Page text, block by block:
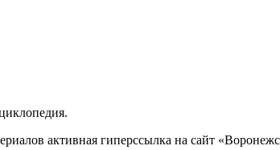
активная гиперссылка на сайт